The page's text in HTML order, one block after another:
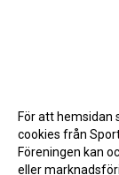
För att hemsidan
cookies från
Föreningen kan
eller